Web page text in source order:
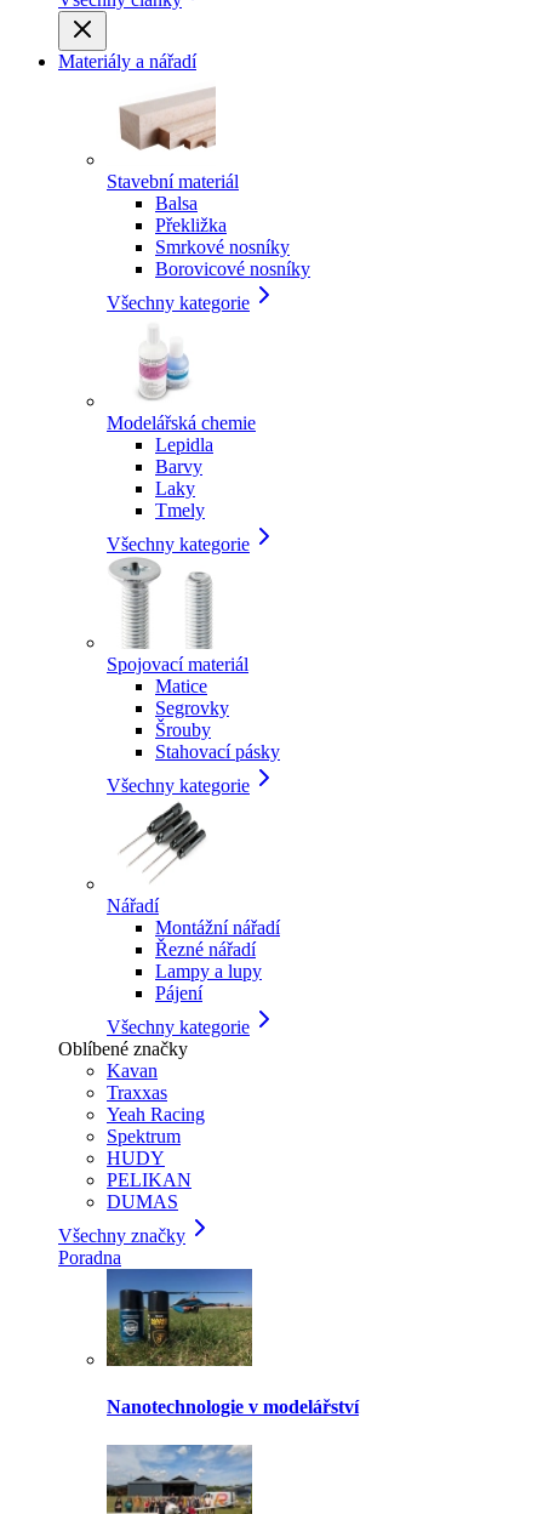
Materiály a nářadí
Stavební materiál
Balsa
Překližka
Smrkové nosníky
Borovicové nosníky
Všechny kategorie
Modelářská chemie
Lepidla
Barvy
Laky
Tmely
Všechny kategorie
Spojovací materiál
Matice
Segrovky
Šrouby
Stahovací pásky
Všechny kategorie
Nářadí
Montážní nářadí
Řezné nářadí
Lampy a lupy
Pájení
Všechny kategorie
Oblíbené značky
Kavan
Traxxas
Yeah Racing
Spektrum
HUDY
PELIKAN
DUMAS
Všechny značky
Poradna
Nanotechnologie v modelářství